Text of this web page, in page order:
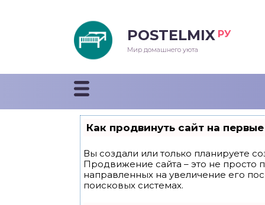
POSTELMIX РУ
Мир домашнего уюта
Как продвинуть сайт на
Вы создали или только планируете
Продвижение сайта – это не просто
направленных на увеличение его
поисковых системах.